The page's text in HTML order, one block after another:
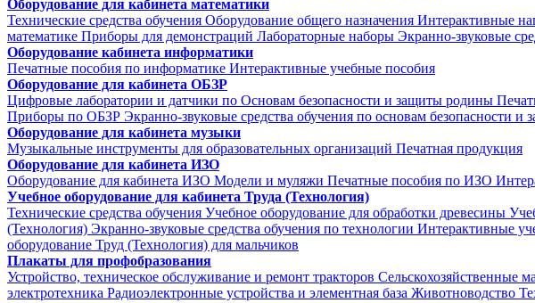
Оборудование для кабинета математики
Технические средства обучения Оборудование общего назначения Интерактивные
математике Приборы для демонстраций Лабораторные наборы Экранно-звуковые
Оборудование кабинета информатики
Печатные пособия по информатике Интерактивные учебные пособия
Оборудование для кабинета ОБЗР
Цифровые лаборатории и датчики по Основам безопасности и защиты родины
Приборы по ОБЗР Экранно-звуковые средства обучения по основам безопасности и
Оборудование для кабинета музыки
Музыкальные инструменты для образовательных организаций Печатная продукция
Оборудование для кабинета ИЗО
Оборудование для кабинета ИЗО Модели и муляжи Печатные пособия по ИЗО
Учебное оборудование для кабинета Труда (Технология)
Технические средства обучения Учебное оборудование для обработки древесины
(Технология) Экранно-звуковые средства обучения по технологии Интерактивные
оборудование Труд (Технология) для мальчиков
Плакаты для профобразования
Устройство, техническое обслуживание и ремонт тракторов Сельскохозяйственные
электротехника Радиоэлектронные устройства и элементная база Животноводство